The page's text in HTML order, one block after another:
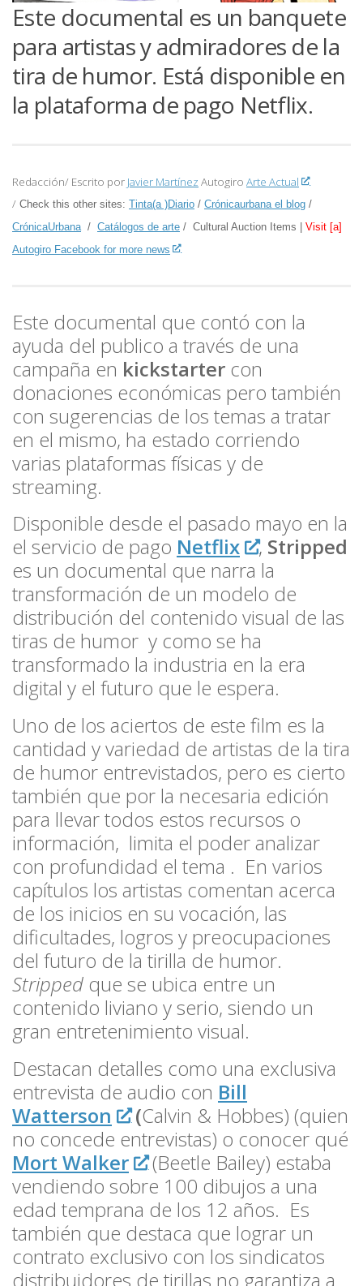
Este documental es un banquete
para artistas y admiradores de la
tira de humor. Está disponible en
la plataforma de pago Netflix.
Redacción/ Escrito por Javier Martínez Autogiro Arte Actual
/ Check this other sites: Tinta(a )Diario / Crónicaurbana el blog /
CrónicaUrbana / Catálogos de arte / Cultural Auction Items | Visit [a]
Autogiro Facebook for more news
Este documental que contó con la
ayuda del publico a través de una
campaña en kickstarter con
donaciones económicas pero también
con sugerencias de los temas a tratar
en el mismo, ha estado corriendo
varias plataformas físicas y de
streaming.
Disponible desde el pasado mayo en la
el servicio de pago Netflix , Stripped
es un documental que narra la
transformación de un modelo de
distribución del contenido visual de las
tiras de humor y como se ha
transformado la industria en la era
digital y el futuro que le espera.
Uno de los aciertos de este film es la
cantidad y variedad de artistas de la tira
de humor entrevistados, pero es cierto
también que por la necesaria edición
para llevar todos estos recursos o
información, limita el poder analizar
con profundidad el tema . En varios
capítulos los artistas comentan acerca
de los inicios en su vocación, las
dificultades, logros y preocupaciones
del futuro de la tirilla de humor.
Stripped que se ubica entre un
contenido liviano y serio, siendo un
gran entretenimiento visual.
Destacan detalles como una exclusiva
entrevista de audio con Bill
Watterson
(Calvin & Hobbes) (quien
no concede entrevistas) o conocer qué
Mort Walker
(Beetle Bailey) estaba
vendiendo sobre 100 dibujos a una
edad temprana de los 12 años. Es
también que destaca que lograr un
contrato exclusivo con los sindicatos
distribuidores de tirillas no garantiza a